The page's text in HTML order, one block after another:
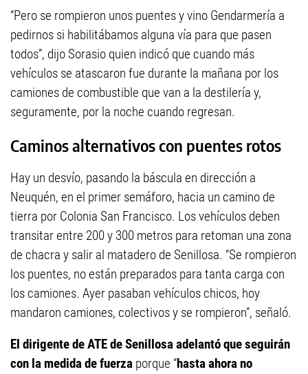
“Pero se rompieron unos puentes y vino Gendarmería a
pedirnos si habilitábamos alguna vía para que pasen
todos”, dijo Sorasio quien indicó que cuando más
vehículos se atascaron fue durante la mañana por los
camiones de combustible que van a la destilería y,
seguramente, por la noche cuando regresan.
Caminos alternativos con puentes rotos
Hay un desvío, pasando la báscula en dirección a
Neuquén, en el primer semáforo, hacia un camino de
tierra por Colonia San Francisco. Los vehículos deben
transitar entre 200 y 300 metros para retoman una zona
de chacra y salir al matadero de Senillosa. “Se rompieron
los puentes, no están preparados para tanta carga con
los camiones. Ayer pasaban vehículos chicos, hoy
mandaron camiones, colectivos y se rompieron”, señaló.
El dirigente de ATE de Senillosa adelantó que seguirán
con la medida de fuerza porque “hasta ahora no